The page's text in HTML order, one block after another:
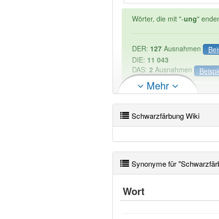
Wörter, die mit "-ung"
DER: 127 Ausnahmen
DIE: 11 043
DAS: 2 Ausnahmen
PowerIndex:2
Wörter mit Endung
95% unserer Spielapp-
Mehr
Schwarzfärbung Wiki
Synonyme für
Wort